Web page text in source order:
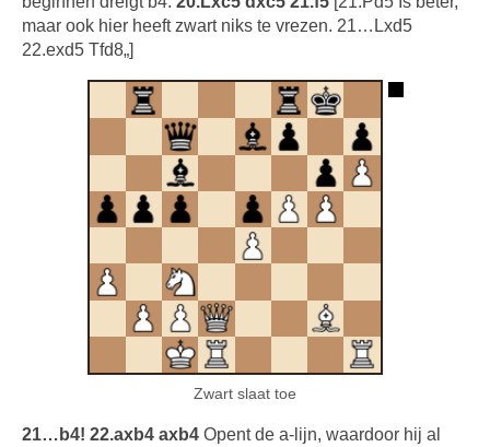
maar ook hier heeft zwart niks te vrezen. 21…Lxd5
22.exd5 Tfd8„]
Zwart slaat toe
21…b4! 22.axb4 axb4 Opent de a-lijn, waardoor hij al